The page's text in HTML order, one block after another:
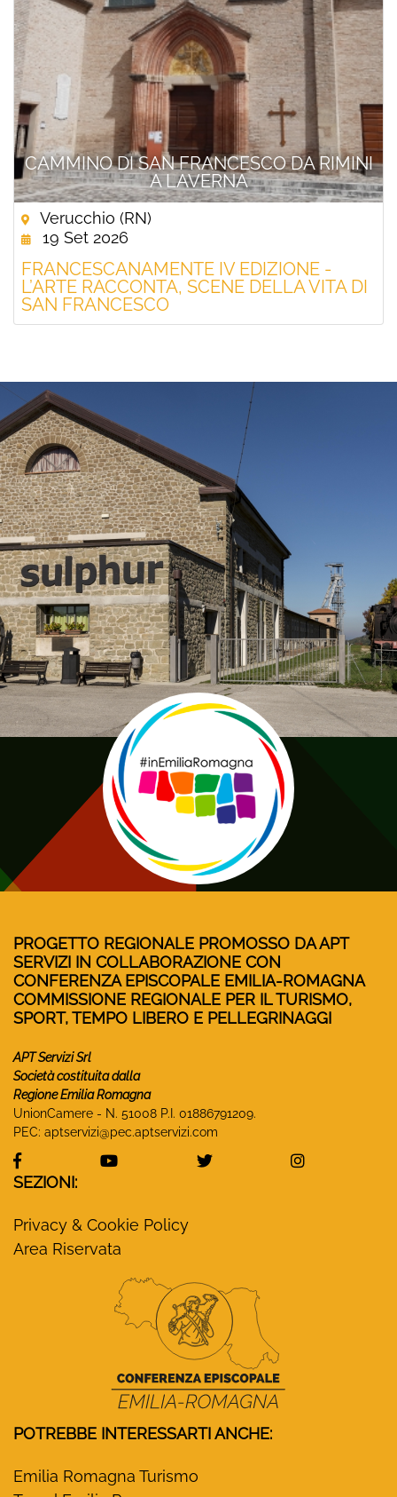
CAMMINO DI SAN FRANCESCO DA RIMINI
A LAVERNA
Verucchio (RN)
19 Set 2026
FRANCESCANAMENTE IV EDIZIONE -
L’ARTE RACCONTA, SCENE DELLA VITA DI
SAN FRANCESCO
PROGETTO REGIONALE PROMOSSO DA APT
SERVIZI IN COLLABORAZIONE CON
CONFERENZA EPISCOPALE EMILIA-ROMAGNA
COMMISSIONE REGIONALE PER IL TURISMO,
SPORT, TEMPO LIBERO E PELLEGRINAGGI
APT Servizi Srl
Società costituita dalla
Regione Emilia Romagna
UnionCamere - N. 51008 P.I. 01886791209.
PEC: aptservizi@pec.aptservizi.com
visita la pagina Facebook di Monasteri Emilia-
visita la pagina YouTube di
visita la pagina Twitter
visita la
SEZIONI:
Privacy & Cookie Policy
Area Riservata
POTREBBE INTERESSARTI ANCHE:
Emilia Romagna Turismo